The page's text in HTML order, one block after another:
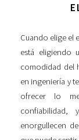
Cuando elige el
está eligiendo
comodidad del
en ingeniería y
ofrecer lo
enorgullecen